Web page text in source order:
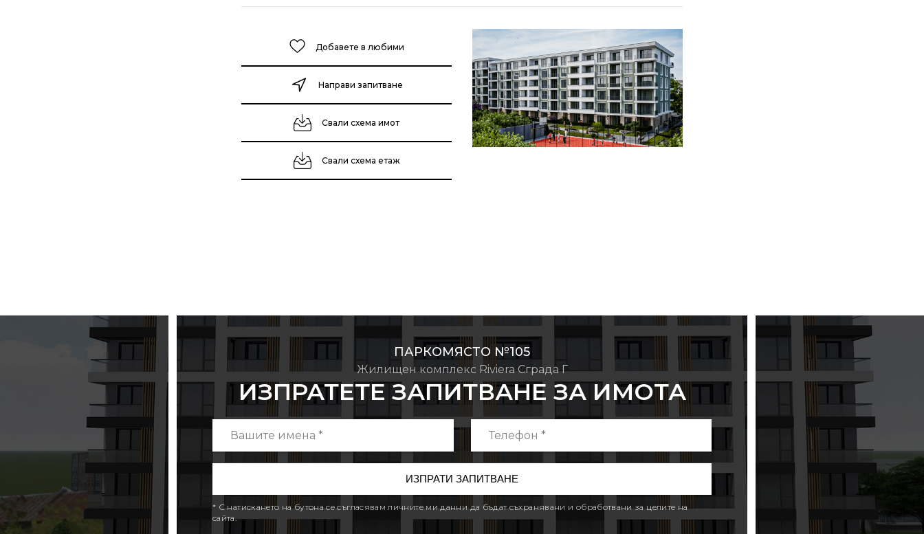
Добавете в любими
Направи запитване
Свали схема имот
Свали схема етаж
ПАРКОМЯСТО №105
Жилищен комплекс Riviera Сграда Г
ИЗПРАТЕТЕ ЗАПИТВАНЕ ЗА ИМОТА
* С натискането на бутона се съгласявам личните ми данни да бъдат съхранявани и обработвани за целите на
сайта.